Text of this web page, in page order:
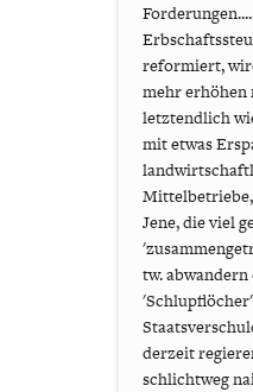
reformiert,
mehr erhöhen
letztendlich
mit etwas
Jene, die viel
tw.
derzeit
schlichtweg